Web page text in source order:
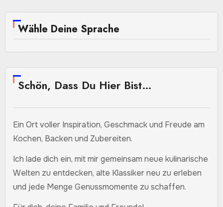
Wähle Deine Sprache
Schön, Dass Du Hier Bist…
Ein Ort voller Inspiration, Geschmack und Freude am
Kochen, Backen und Zubereiten.
Ich lade dich ein, mit mir gemeinsam neue kulinarische
Welten zu entdecken, alte Klassiker neu zu erleben
und jede Menge Genussmomente zu schaffen.